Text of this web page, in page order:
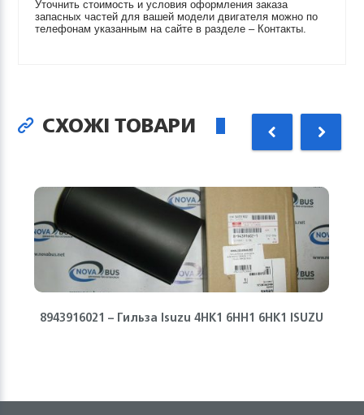
Уточнить стоимость и условия оформления заказа
запасных частей для вашей модели двигателя можно по
телефонам указанным на сайте в разделе – Контакты.
СХОЖІ ТОВАРИ
8943916021 – Гильза Isuzu 4HK1 6HH1 6HK1 ISUZU